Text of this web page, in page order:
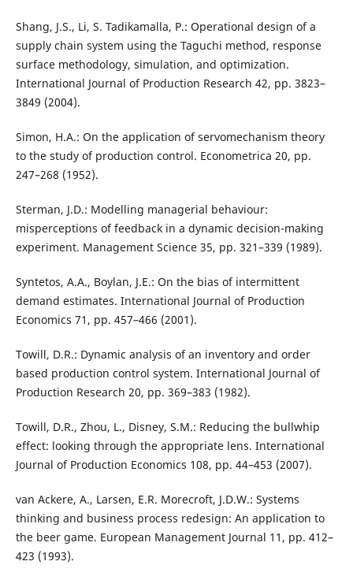
Shang, J.S., Li, S. Tadikamalla, P.: Operational design of a
supply chain system using the Taguchi method, response
surface methodology, simulation, and optimization.
International Journal of Production Research 42, pp. 3823–
3849 (2004).
Simon, H.A.: On the application of servomechanism theory
to the study of production control. Econometrica 20, pp.
247–268 (1952).
Sterman, J.D.: Modelling managerial behaviour:
misperceptions of feedback in a dynamic decision-making
experiment. Management Science 35, pp. 321–339 (1989).
Syntetos, A.A., Boylan, J.E.: On the bias of intermittent
demand estimates. International Journal of Production
Economics 71, pp. 457–466 (2001).
Towill, D.R.: Dynamic analysis of an inventory and order
based production control system. International Journal of
Production Research 20, pp. 369–383 (1982).
Towill, D.R., Zhou, L., Disney, S.M.: Reducing the bullwhip
effect: looking through the appropriate lens. International
Journal of Production Economics 108, pp. 44–453 (2007).
van Ackere, A., Larsen, E.R. Morecroft, J.D.W.: Systems
thinking and business process redesign: An application to
the beer game. European Management Journal 11, pp. 412–
423 (1993).